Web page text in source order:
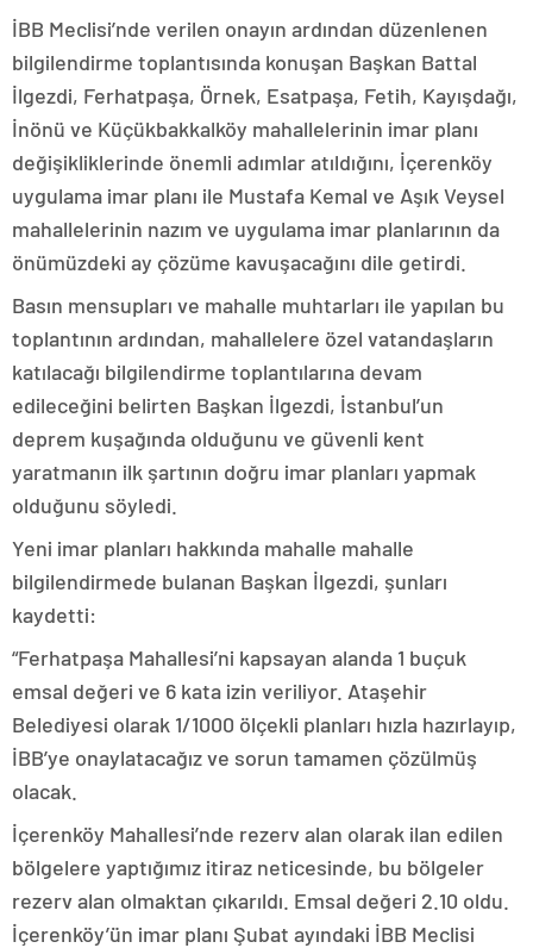
İBB Meclisi’nde verilen onayın ardından düzenlenen
bilgilendirme toplantısında konuşan Başkan Battal
İlgezdi, Ferhatpaşa, Örnek, Esatpaşa, Fetih, Kayışdağı,
İnönü ve Küçükbakkalköy mahallelerinin imar planı
değişikliklerinde önemli adımlar atıldığını, İçerenköy
uygulama imar planı ile Mustafa Kemal ve Aşık Veysel
mahallelerinin nazım ve uygulama imar planlarının da
önümüzdeki ay çözüme kavuşacağını dile getirdi.
Basın mensupları ve mahalle muhtarları ile yapılan bu
toplantının ardından, mahallelere özel vatandaşların
katılacağı bilgilendirme toplantılarına devam
edileceğini belirten Başkan İlgezdi, İstanbul’un
deprem kuşağında olduğunu ve güvenli kent
yaratmanın ilk şartının doğru imar planları yapmak
olduğunu söyledi.
Yeni imar planları hakkında mahalle mahalle
bilgilendirmede bulanan Başkan İlgezdi, şunları
kaydetti:
“Ferhatpaşa Mahallesi’ni kapsayan alanda 1 buçuk
emsal değeri ve 6 kata izin veriliyor. Ataşehir
Belediyesi olarak 1/1000 ölçekli planları hızla hazırlayıp,
İBB’ye onaylatacağız ve sorun tamamen çözülmüş
olacak.
İçerenköy Mahallesi’nde rezerv alan olarak ilan edilen
bölgelere yaptığımız itiraz neticesinde, bu bölgeler
rezerv alan olmaktan çıkarıldı. Emsal değeri 2.10 oldu.
İçerenköy’ün imar planı Şubat ayındaki İBB Meclisi